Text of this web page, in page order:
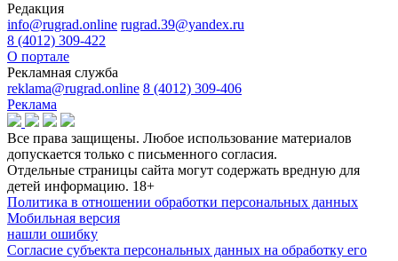
Редакция
info@rugrad.online rugrad.39@yandex.ru
8 (4012) 309-422
О портале
Рекламная служба
reklama@rugrad.online 8 (4012) 309-406
Реклама
Все права защищены. Любое использование материалов
допускается только с письменного согласия.
Отдельные страницы сайта могут содержать вредную для
детей информацию. 18+
Политика в отношении обработки персональных данных
Мобильная версия
нашли ошибку
Согласие субъекта персональных данных на обработку его